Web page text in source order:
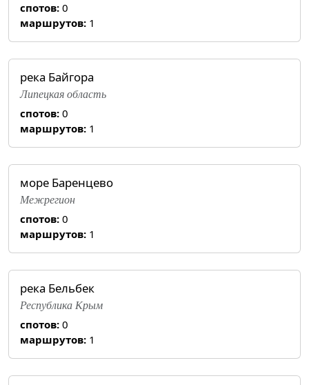
спотов: 0
маршрутов: 1
река Байгора
Липецкая область
спотов: 0
маршрутов: 1
море Баренцево
Межрегион
спотов: 0
маршрутов: 1
река Бельбек
Республика Крым
спотов: 0
маршрутов: 1